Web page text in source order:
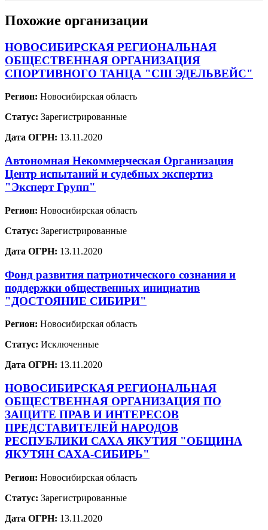
Похожие организации
НОВОСИБИРСКАЯ РЕГИОНАЛЬНАЯ
ОБЩЕСТВЕННАЯ ОРГАНИЗАЦИЯ
СПОРТИВНОГО ТАНЦА "СШ ЭДЕЛЬВЕЙС"
Регион: Новосибирская область
Статус: Зарегистрированные
Дата ОГРН: 13.11.2020
Автономная Некоммерческая Организация
Центр испытаний и судебных экспертиз
"Эксперт Групп"
Регион: Новосибирская область
Статус: Зарегистрированные
Дата ОГРН: 13.11.2020
Фонд развития патриотического сознания и
поддержки общественных инициатив
"ДОСТОЯНИЕ СИБИРИ"
Регион: Новосибирская область
Статус: Исключенные
Дата ОГРН: 13.11.2020
НОВОСИБИРСКАЯ РЕГИОНАЛЬНАЯ
ОБЩЕСТВЕННАЯ ОРГАНИЗАЦИЯ ПО
ЗАЩИТЕ ПРАВ И ИНТЕРЕСОВ
ПРЕДСТАВИТЕЛЕЙ НАРОДОВ
РЕСПУБЛИКИ САХА ЯКУТИЯ "ОБЩИНА
ЯКУТЯН САХА-СИБИРЬ"
Регион: Новосибирская область
Статус: Зарегистрированные
Дата ОГРН: 13.11.2020